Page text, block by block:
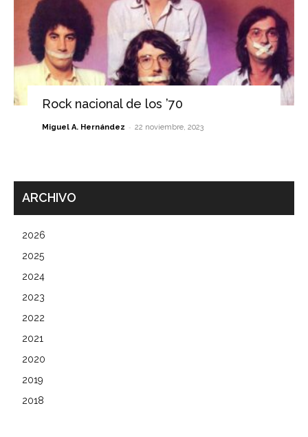
Rock nacional de los ’70
Miguel A. Hernández - 22 noviembre, 2023
ARCHIVO
2026
2025
2024
2023
2022
2021
2020
2019
2018